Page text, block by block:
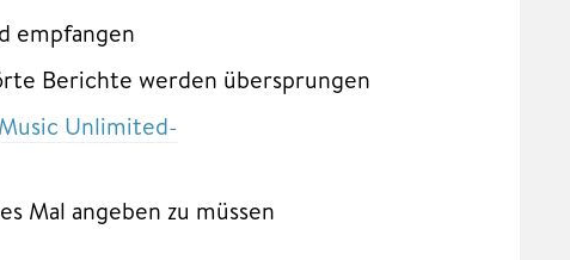
empfangen
Berichte werden übersprungen
Unlimited-
Mal angeben zu müssen